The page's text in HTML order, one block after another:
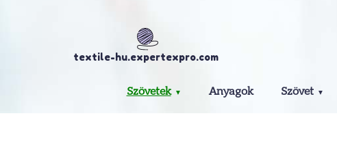
textile-hu.expertexpro.com
Szövetek Anyagok Szövet